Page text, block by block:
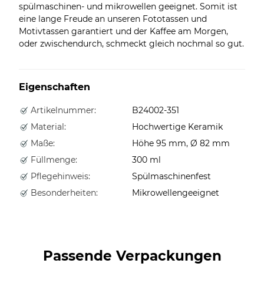
spülmaschinen- und mikrowellen geeignet. Somit ist
eine lange Freude an unseren Fototassen und
Motivtassen garantiert und der Kaffee am Morgen,
oder zwischendurch, schmeckt gleich nochmal so gut.
Eigenschaften
Artikelnummer:
B24002-351
Material:
Hochwertige Keramik
Maße:
Höhe 95 mm, Ø 82 mm
Füllmenge:
300 ml
Pflegehinweis:
Spülmaschinenfest
Besonderheiten:
Mikrowellengeeignet
Passende Verpackungen